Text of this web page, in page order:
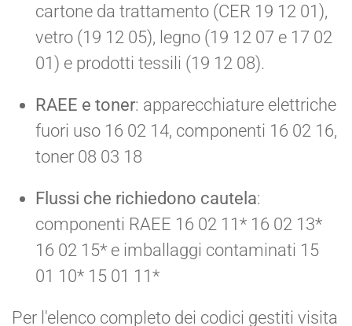
cartone da trattamento (CER 19 12 01),
vetro (19 12 05), legno (19 12 07 e 17 02
01) e prodotti tessili (19 12 08).
RAEE e toner: apparecchiature elettriche
fuori uso 16 02 14, componenti 16 02 16,
toner 08 03 18
Flussi che richiedono cautela:
componenti RAEE 16 02 11* 16 02 13*
16 02 15* e imballaggi contaminati 15
01 10* 15 01 11*
Per l'elenco completo dei codici gestiti visita